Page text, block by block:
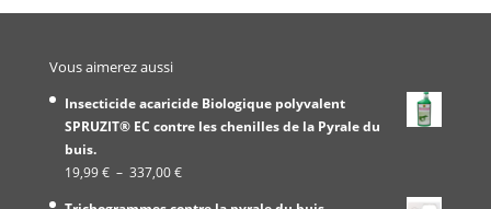
Vous aimerez aussi
Insecticide acaricide Biologique polyvalent
SPRUZIT® EC contre les chenilles de la Pyrale du
buis.
19,99€ – 337,00€Plage